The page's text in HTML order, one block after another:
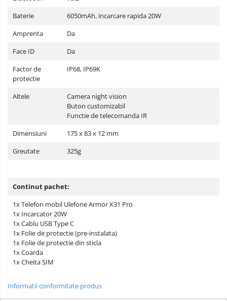
Baterie
6050mAh, incarcare rapida 20W
Amprenta
Da
Face ID
Da
Factor de
protectie
IP68, IP69K
Altele
Camera night vision
Buton customizabil
Functie de telecomanda IR
Dimensiuni
175 x 83 x 12 mm
Greutate
325g
Continut pachet:
1x Telefon mobil Ulefone Armor X31 Pro
1x Incarcator 20W
1x Cablu USB Type C
1x Folie de protectie (pre-instalata)
1x Folie de protectie din sticla
1x Coarda
1x Cheita SIM
Informatii conformitate produs